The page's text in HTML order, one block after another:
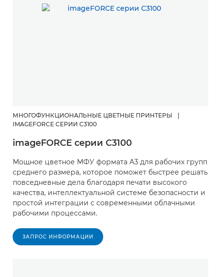
МНОГОФУНКЦИОНАЛЬНЫЕ ЦВЕТНЫЕ ПРИНТЕРЫ
|
IMAGEFORCE СЕРИИ C3100
imageFORCE серии C3100
Мощное цветное МФУ формата A3 для рабочих групп
среднего размера, которое поможет быстрее решать
повседневные дела благодаря печати высокого
качества, интеллектуальной системе безопасности и
простой интеграции с современными облачными
рабочими процессами.
ЗАПРОС ИНФОРМАЦИИ